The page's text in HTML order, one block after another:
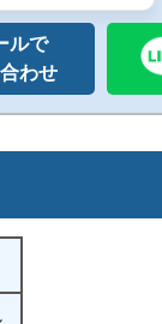
ルで
わせ